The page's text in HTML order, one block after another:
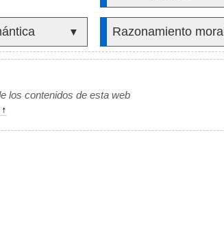
▼ Razonamiento moral
los contenidos de esta web